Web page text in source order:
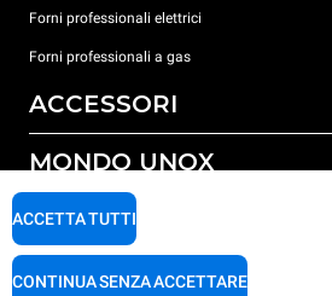
Forni professionali elettrici
Forni professionali a gas
ACCESSORI
Tutti gli accessori
Detergenti per lavaggio automatico
Detergenti per lavaggio manuale
Trattamento acqua con filtro a resine
MONDO UNOX
Le nostre sedi nel mondo
Carriere Unox
SUPPORTO
Garanzia Unox
ACCETTA TUTTI
CONTINUA SENZA ACCETTARE